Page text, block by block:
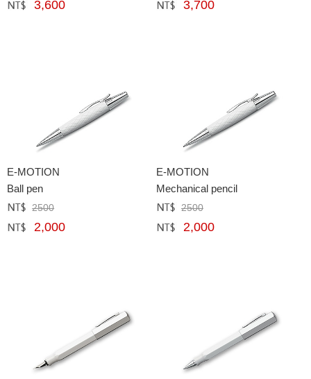
網購﹕ 3,600 網購﹕ 3,700
E-MOTION
Ball pen
定價﹕2500
網購﹕ 2,000
E-MOTION
Mechanical pencil
定價﹕ 2500
網購﹕ 2,000